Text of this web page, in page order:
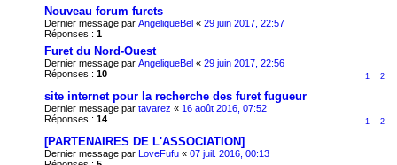
Nouveau forum furets
Dernier message par AngeliqueBel « 29 juin 2017, 22:57
Réponses : 1
Furet du Nord-Ouest
Dernier message par AngeliqueBel « 29 juin 2017, 22:56
Réponses : 10 1 2
site internet pour la recherche des furet fugueur
Dernier message par tavarez « 16 août 2016, 07:52
Réponses : 14 1 2
[PARTENAIRES DE L'ASSOCIATION]
Dernier message par LoveFufu « 07 juil. 2016, 00:13